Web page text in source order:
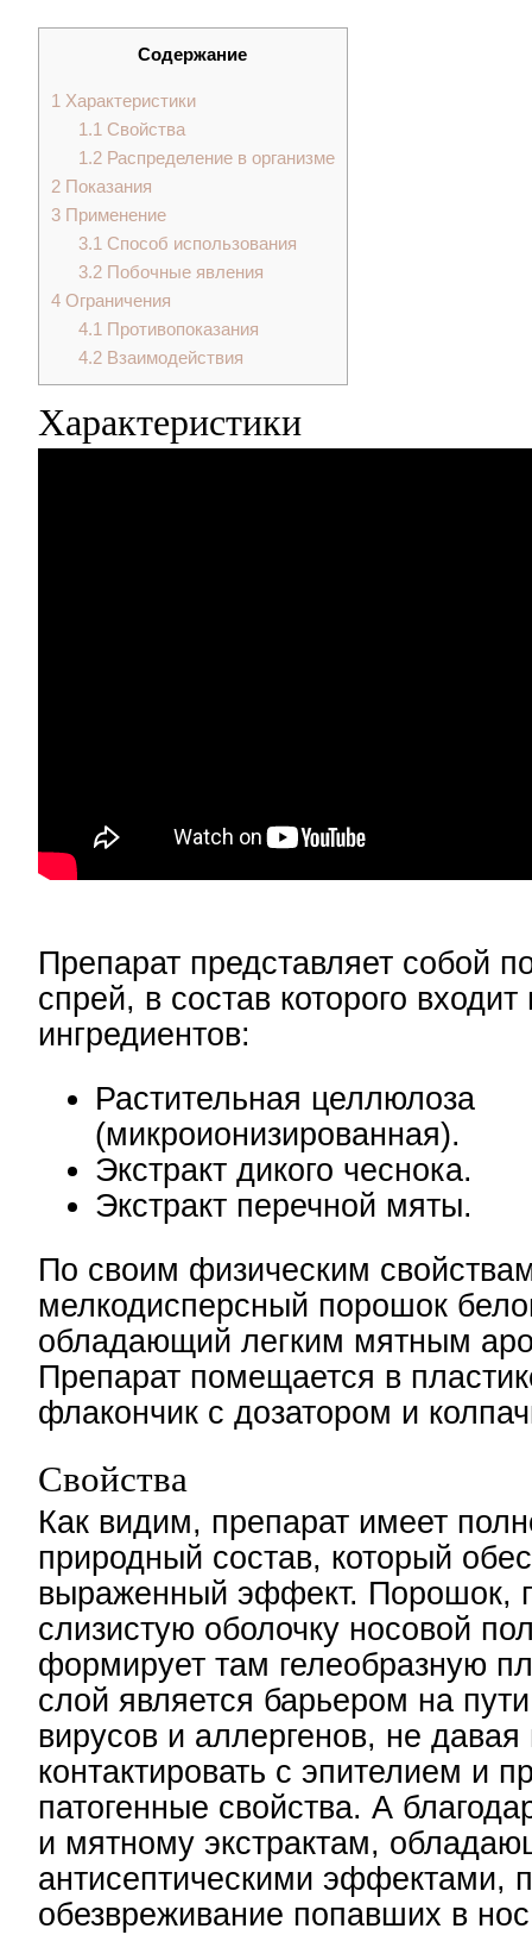
Содержание
1 Характеристики
1.1 Свойства
1.2Распределение в организме
2 Показания
3 Применение
3.1 Способ использования
3.2Побочные явления
4 Ограничения
4.1 Противопоказания
4.2Взаимодействия
Характеристики
Препарат представляет собой
спрей, в состав которого входит
ингредиентов:
Растительная целлюлоза
(микроионизированная).
Экстракт дикого чеснока.
Экстракт перечной мяты.
По своим физическим
мелкодисперсный порошок
обладающий легким мятным
Препарат помещается в
флакончик с дозатором и
Свойства
Как видим, препарат имеет
природный состав, который
выраженный эффект. Порошок,
слизистую оболочку носовой
формирует там гелеобразную
слой является барьером на
вирусов и аллергенов, не
контактировать с эпителием и
патогенные свойства. А
и мятному экстрактам,
антисептическими эффектами,
обезвреживание попавших в нос